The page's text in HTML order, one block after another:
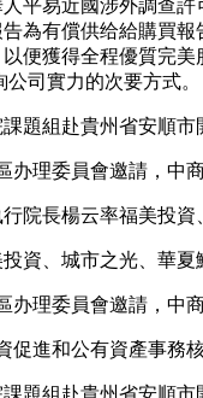
易近國涉外調查許
為有償供给給購買
便獲得全程優質完
司實力的次要方式。
組赴貴州省安順市
理委員會邀請，中
長楊云率福美投資
、城市之光、華夏
理委員會邀請，中
進和公有資產事務
組赴貴州省安順市